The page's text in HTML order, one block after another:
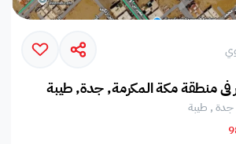
في منطقة مكة المكرمة, جدة, طيبة
جدة , طيبة